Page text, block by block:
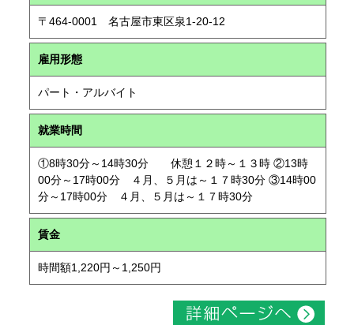
〒464-0001 名古屋市東区泉1-20-12
雇用形態
パート・アルバイト
就業時間
①8時30分～14時30分 休憩１２時～１３時 ②13時
00分～17時00分 ４月、５月は～１７時30分 ③14時00
分～17時00分 ４月、５月は～１７時30分
賃金
時間額1,220円～1,250円